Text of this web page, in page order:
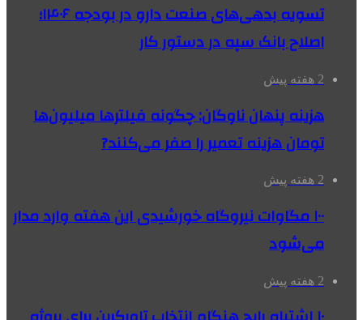
تسویه بدهی‌های صنعت دارو در بودجه ۱۴۰۶؛
اصلاح بانک سپه در دستور کار
2 هفته پیش
هزینه پنهان ناوگان: چگونه فیلترها میلیون‌ها
تومان هزینه تعمیر را صفر می‌کنند?
2 هفته پیش
۱۰۰ مگاوات نیروگاه‌ خورشیدی این هفته وارد مدار
می‌شود
2 هفته پیش